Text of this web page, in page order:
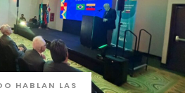
HABLAN LAS